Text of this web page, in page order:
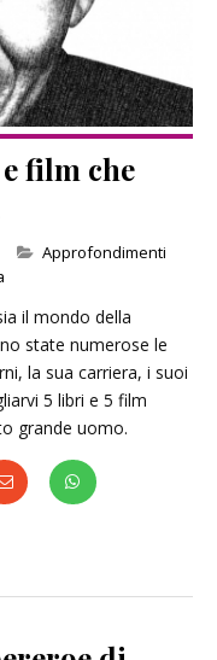
film che
Categories
Approfondimenti
il mondo della
state numerose le
la sua carriera, i suoi
5 libri e 5 film
grande uomo.